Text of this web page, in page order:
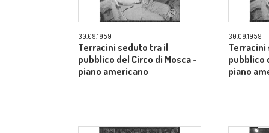
30.09.1959
Terracini seduto tra il
pubblico del Circo di Mosca -
piano americano
30.09.1959
Terracini
pubblico
piano